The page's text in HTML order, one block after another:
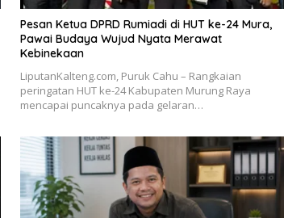
Pesan Ketua DPRD Rumiadi di HUT ke-24 Mura,
Pawai Budaya Wujud Nyata Merawat
Kebinekaan
LiputanKalteng.com, Puruk Cahu – Rangkaian
peringatan HUT ke-24 Kabupaten Murung Raya
mencapai puncaknya pada gelaran…